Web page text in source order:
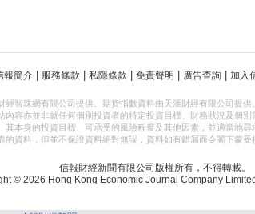
報簡介 服務條款 私隱條款 免責聲明 廣告查詢 加入
經智珠網有限公司提供。期貨指數資料由天滙財經有限公司提供
容亦並非就任何個別投資者的特定投資目標、財務狀況及個
其本身的投資目標、可承受的風險程度及其他因素，並適當地
的資料，但並不保證資料絕對無誤，資料如有錯漏而令閣下蒙受
信報財經新聞有限公司版權所有，不得轉載。
© 2026 Hong Kong Economic Journal Company